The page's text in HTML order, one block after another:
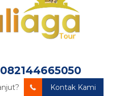
082144665050
Kontak Kami